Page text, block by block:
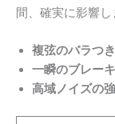
間、確実に影響し
複弦のバラつき
一瞬のブレーキ
高域ノイズの